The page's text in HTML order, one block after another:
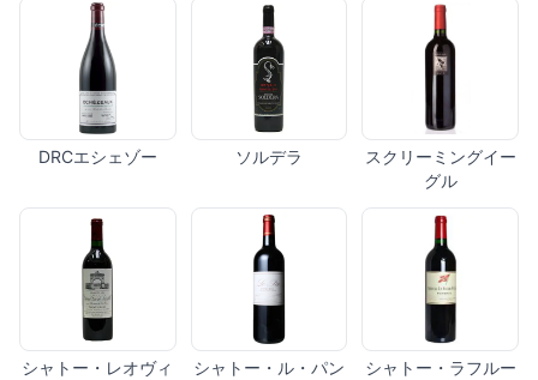
DRCエシェゾー ソルデラ
スクリーミングイー
グル
シャトー・レオヴィ
シャトー・ル・パン
シャトー・ラフルー